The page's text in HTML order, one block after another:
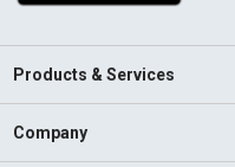
Products & Services
Company